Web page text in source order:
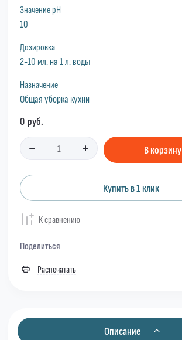
Значение pH
10
Дозировка
2-10 мл. на 1 л. воды
Назначение
Общая уборка кухни
0 руб.
В корзину
Купить в 1 клик
К сравнению
Поделиться
Распечатать
Описание